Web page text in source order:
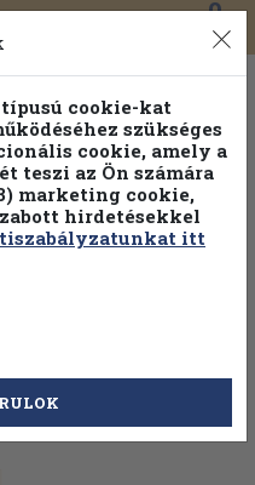
0
cookie-kat
szükséges
cookie, amely a
teszi az Ön számára
marketing cookie,
hirdetésekkel
itt